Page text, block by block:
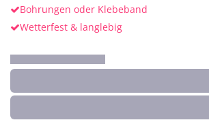
Bohrungen oder Klebeband
Wetterfest & langlebig